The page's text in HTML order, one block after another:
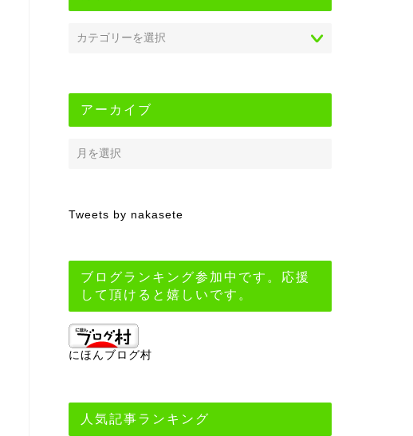
アーカイブ
Tweets by nakasete
ブログランキング参加中です。応援
して頂けると嬉しいです。
にほんブログ村
人気記事ランキング